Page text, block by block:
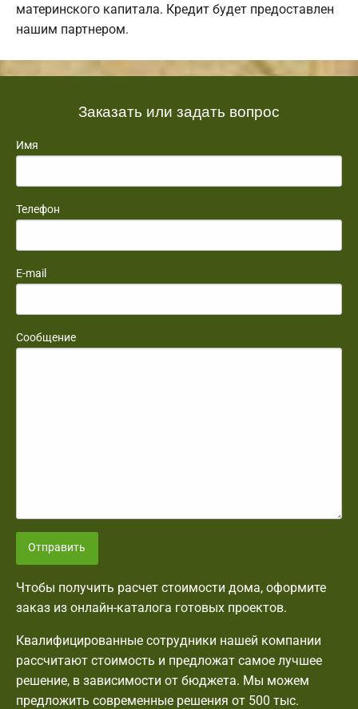
материнского капитала. Кредит будет предоставлен
нашим партнером.
Заказать или задать вопрос
Имя
Телефон
E-mail
Сообщение
Отправить
Чтобы получить расчет стоимости дома, оформите
заказ из онлайн-каталога готовых проектов.
Квалифицированные сотрудники нашей компании
рассчитают стоимость и предложат самое лучшее
решение, в зависимости от бюджета. Мы можем
предложить современные решения от 500 тыс.